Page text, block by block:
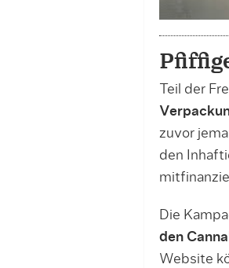
Teil der
zuvor
den
Die
den
Website